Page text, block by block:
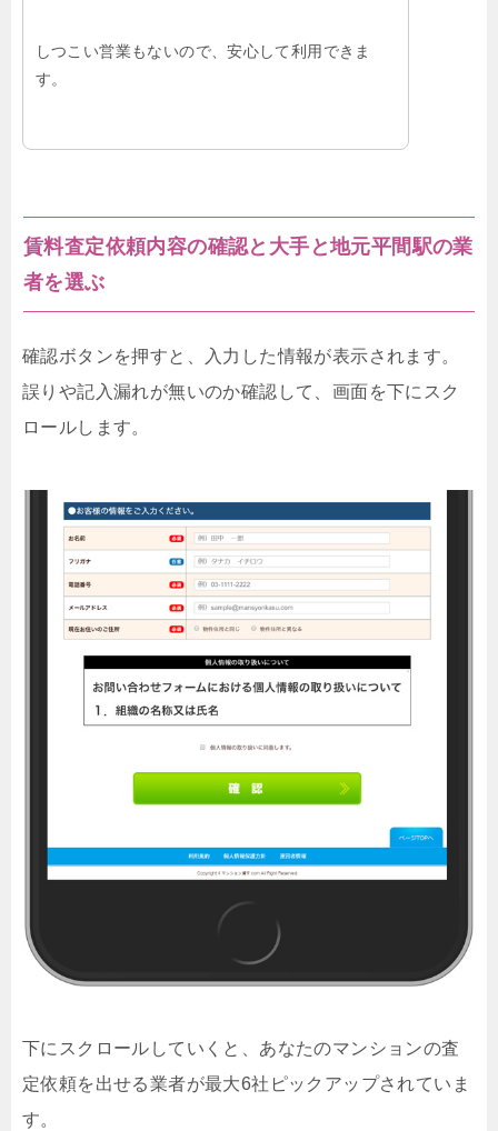
しつこい営業もないので、安心して利用できま
す。
賃料査定依頼内容の確認と大手と地元平間駅の業
者を選ぶ
確認ボタンを押すと、入力した情報が表示されます。
誤りや記入漏れが無いのか確認して、画面を下にスク
ロールします。
下にスクロールしていくと、あなたのマンションの査
定依頼を出せる業者が最大6社ピックアップされていま
す。